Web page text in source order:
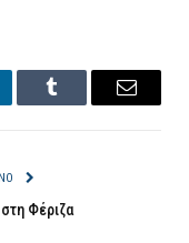
Tumblr Email
Φέριζα